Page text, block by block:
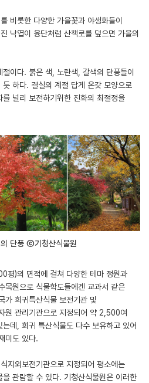
비롯한 다양한 가을꽃과 야생화들이
낙엽이 융단처럼 산책로를 덮으면 가을의
이다. 붉은 색, 노란색, 갈색의 단풍들이
하다. 결실의 계절 답게 온갖 모양으로
널리 보전하기위한 진화의 최절정을
의 단풍 ⓒ기청산식물원
평)의 면적에 걸쳐 다양한 테마 정원과
목원으로 식물학도들에겐 교과서 같은
가 희귀특산식물 보전기관 및
원 관리기관으로 지정되어 약 2,500여
데, 희귀 특산식물도 다수 보유하고 있어
미도 있다.
지외보전기관으로 지정되어 평소에는
관람할 수 있다. 기청산식물원은 이러한